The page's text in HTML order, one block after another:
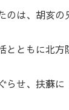
は、胡亥の
ともに北方
せ、扶蘇に